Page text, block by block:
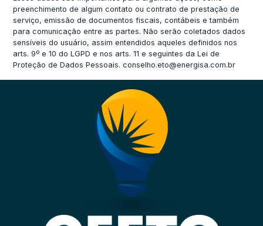
preenchimento de algum contato ou contrato de prestação de
serviço, emissão de documentos fiscais, contábeis e também
para comunicação entre as partes. Não serão coletados dados
sensíveis do usuário, assim entendidos aqueles definidos nos
arts. 9º e 10 do LGPD e nos arts. 11 e seguintes da Lei de
Proteção de Dados Pessoais.conselho.eto@energisa.com.br